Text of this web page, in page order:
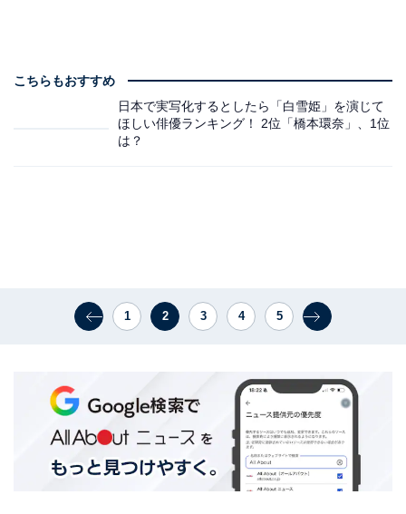
こちらもおすすめ
日本で実写化するとしたら「白雪姫」を演じて
ほしい俳優ランキング！ 2位「橋本環奈」、1位
は？
1 2 3 4 5